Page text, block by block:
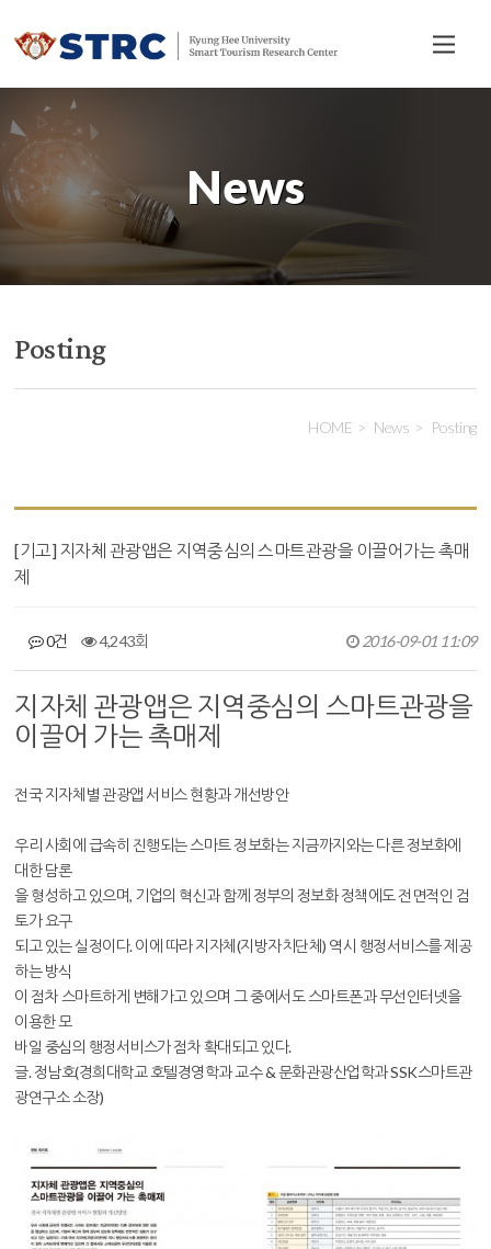
전
체
News
Posting
HOME News Posting
[기고] 지자체 관광앱은 지역중심의 스마트관광을 이끌어가는 촉매
제
0건 4,243회 2016-09-01 11:09
본문
지자체 관광앱은 지역중심의 스마트관광을
이끌어 가는 촉매제
전국 지자체별 관광앱 서비스 현황과 개선방안
우리 사회에 급속히 진행되는 스마트 정보화는 지금까지와는 다른 정보화에
대한 담론
을 형성하고 있으며, 기업의 혁신과 함께 정부의 정보화 정책에도 전면적인 검
토가 요구
되고 있는 실정이다. 이에 따라 지자체(지방자치단체) 역시 행정서비스를 제공
하는 방식
이 점차 스마트하게 변해가고 있으며 그 중에서도 스마트폰과 무선인터넷을
이용한 모
바일 중심의 행정서비스가 점차 확대되고 있다.
글. 정남호(경희대학교 호텔경영학과 교수 & 문화관광산업학과 SSK스마트관
광연구소 소장)